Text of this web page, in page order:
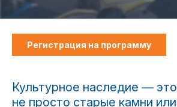
Регистрация на программу
Культурное наследие — это
не просто старые камни или